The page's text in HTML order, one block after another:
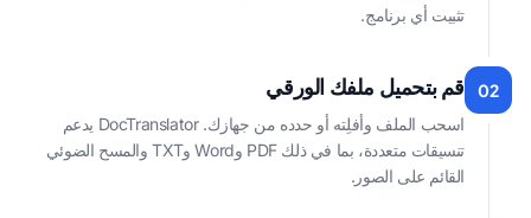
تثبيت أي برنامج.
02 قم بتحميل ملفك الورقي
اسحب الملف وأفلِته أو حدده من جهازك. DocTranslator يدعم
تنسيقات متعددة، بما في ذلك PDF وWord وTXT والمسح الضوئي
القائم على الصور.